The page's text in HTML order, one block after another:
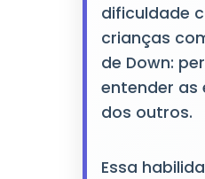
dificuldade
crianças
de Down:
entender as
dos outros.
Essa